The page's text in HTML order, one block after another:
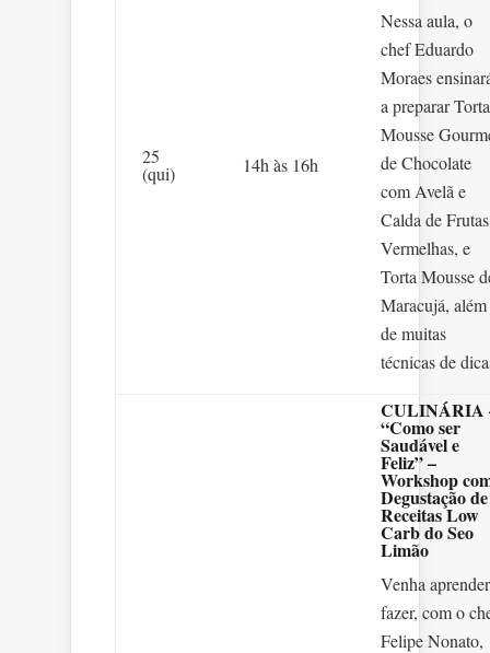
25
(qui) 14h às 16h
Nessa aula, o
chef Eduardo
Moraes
a preparar Torta
Mousse
de Chocolate
com Avelã e
Calda de Frutas
Vermelhas, e
Torta Mousse
Maracujá, além
de muitas
técnicas de
CULINÁRIA
“Como ser
Saudável e
Feliz” –
Workshop
Degustação de
Receitas Low
Carb do Seo
Limão
Venha
fazer, com o
Felipe Nonato,